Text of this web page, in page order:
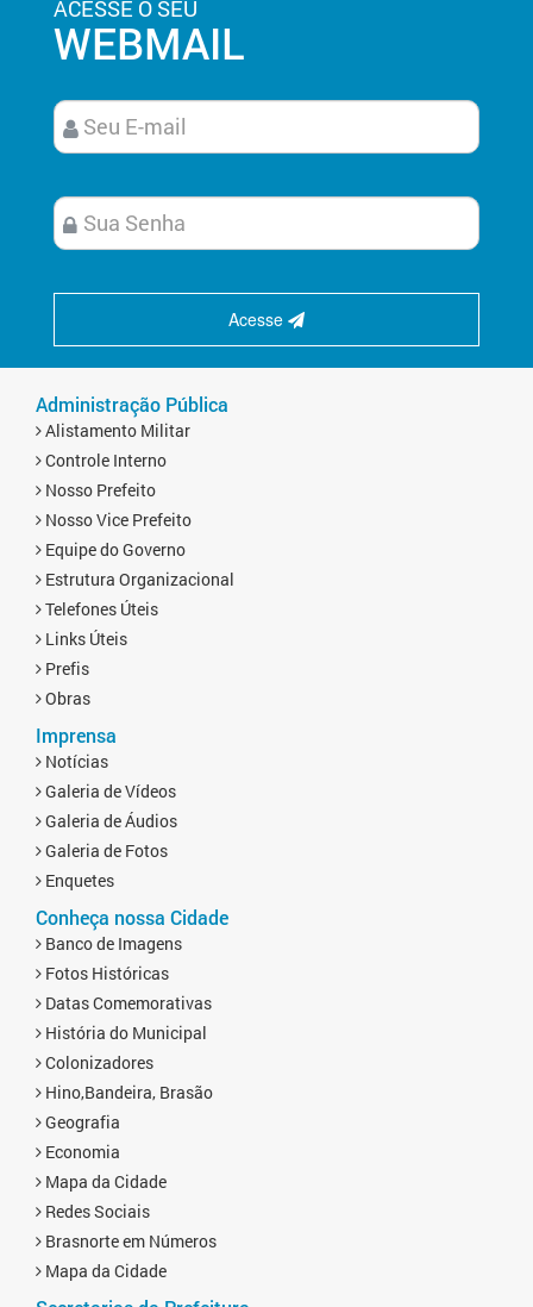
ACESSE O SEU
WEBMAIL
Acesse
Administração Pública
Alistamento Militar
Controle Interno
Nosso Prefeito
Nosso Vice Prefeito
Equipe do Governo
Estrutura Organizacional
Telefones Úteis
Links Úteis
Prefis
Obras
Imprensa
Notícias
Galeria de Vídeos
Galeria de Áudios
Galeria de Fotos
Enquetes
Conheça nossa Cidade
Banco de Imagens
Fotos Históricas
Datas Comemorativas
História do Municipal
Colonizadores
Hino,Bandeira, Brasão
Geografia
Economia
Mapa da Cidade
Redes Sociais
Brasnorte em Números
Mapa da Cidade